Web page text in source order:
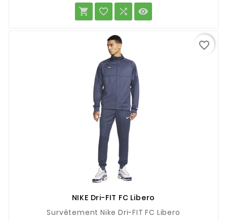
   
NIKE Dri-FIT FC Libero
Survêtement Nike Dri-FIT FC Libero
favorite_border